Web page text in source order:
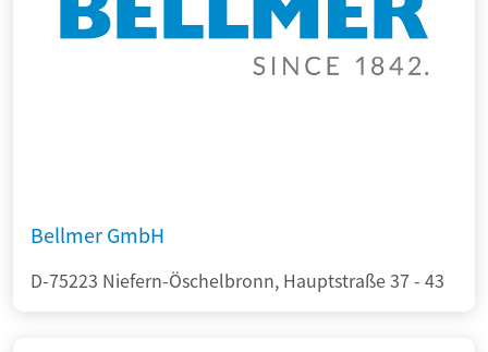
Bellmer GmbH
D-75223 Niefern-Öschelbronn, Hauptstraße 37 - 43